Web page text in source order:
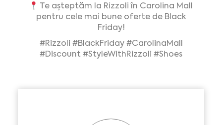
Te așteptăm la Rizzoli în Carolina Mall
pentru cele mai bune oferte de Black
Friday!
#Rizzoli #BlackFriday #CarolinaMall
#Discount #StyleWithRizzoli #Shoes